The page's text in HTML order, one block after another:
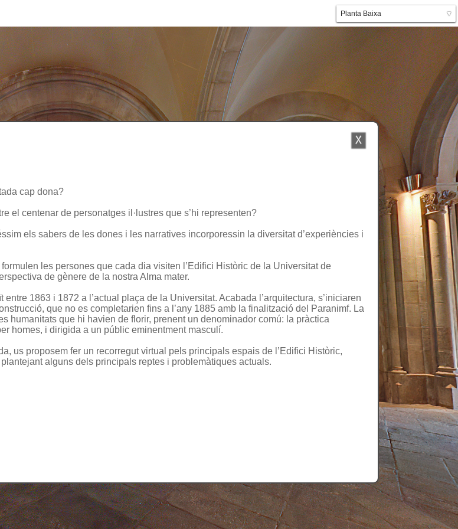
cap dona?
el centenar de personatges il·lustres que s’hi representen?
els sabers de les dones i les narratives incorporessin la diversitat d’experiències i
les persones que cada dia visiten l’Edifici Històric de la Universitat de
de gènere de la nostra Alma mater.
1863 i 1872 a l’actual plaça de la Universitat. Acabada l’arquitectura, s’iniciaren
que no es completarien fins a l’any 1885 amb la finalització del Paranimf. La
humanitats que hi havien de florir, prenent un denominador comú: la pràctica
homes, i dirigida a un públic eminentment masculí.
us proposem fer un recorregut virtual pels principals espais de l’Edifici Històric,
alguns dels principals reptes i problemàtiques actuals.
▼
Planta Baixa
Planta primera